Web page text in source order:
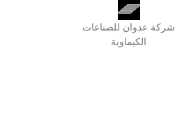
شركة عدوان للصناعات
الكيماوية